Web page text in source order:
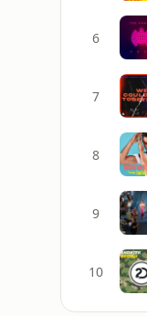
6
7
8
9
10